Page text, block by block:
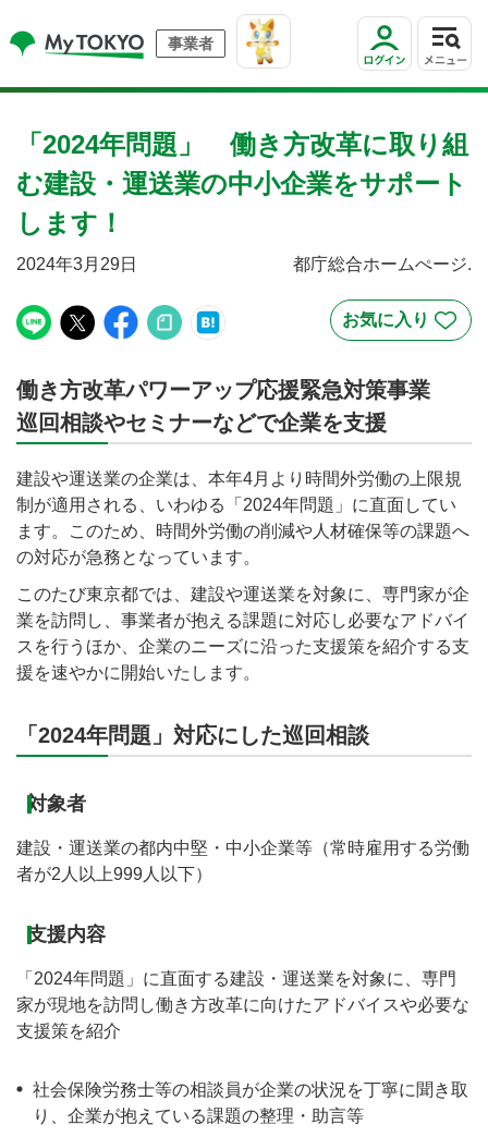
事業者
「2024年問題」 働き方改革に取り組
む建設・運送業の中小企業をサポート
します！
2024年3月29日 都庁総合ホームぺージ.
働き方改革パワーアップ応援緊急対策事業
巡回相談やセミナーなどで企業を支援
建設や運送業の企業は、本年4月より時間外労働の上限規
制が適用される、いわゆる「2024年問題」に直面してい
ます。このため、時間外労働の削減や人材確保等の課題へ
の対応が急務となっています。
このたび東京都では、建設や運送業を対象に、専門家が企
業を訪問し、事業者が抱える課題に対応し必要なアドバイ
スを行うほか、企業のニーズに沿った支援策を紹介する支
援を速やかに開始いたします。
「2024年問題」対応にした巡回相談
対象者
建設・運送業の都内中堅・中小企業等（常時雇用する労働
者が2人以上999人以下）
支援内容
「2024年問題」に直面する建設・運送業を対象に、専門
家が現地を訪問し働き方改革に向けたアドバイスや必要な
支援策を紹介
社会保険労務士等の相談員が企業の状況を丁寧に聞き取
り、企業が抱えている課題の整理・助言等